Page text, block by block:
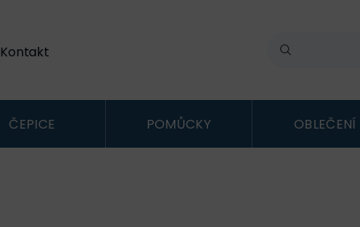
Kontakt
ČEPICE POMŮCKY OBLEČENÍ